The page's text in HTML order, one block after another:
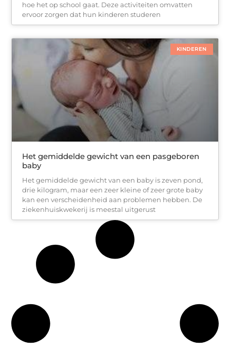
hoe het op school gaat. Deze activiteiten omvatten
ervoor zorgen dat hun kinderen studeren
KINDEREN
Het gemiddelde gewicht van een pasgeboren
baby
Het gemiddelde gewicht van een baby is zeven pond,
drie kilogram, maar een zeer kleine of zeer grote baby
kan een verscheidenheid aan problemen hebben. De
ziekenhuiskwekerij is meestal uitgerust